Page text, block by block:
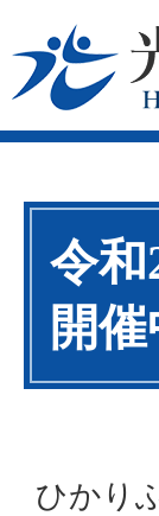
令
開
ひかり